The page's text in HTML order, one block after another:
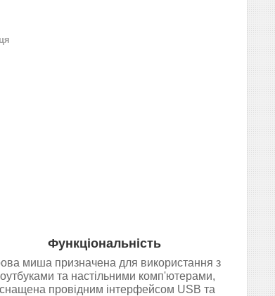
Функціональність
миша призначена для використання з
та настільними комп'ютерами,
провідним інтерфейсом USB та